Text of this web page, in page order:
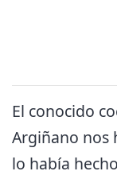
El conocido
Argiñano nos
lo había